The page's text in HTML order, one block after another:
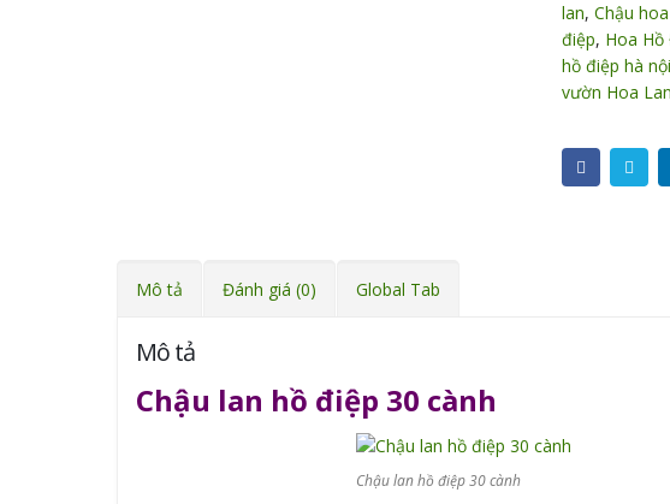
lan, Chậu
điệp, Hoa Hồ
hồ điệp hà nội
vườn Hoa
Mô tả Đánh giá (0) Global Tab
Mô tả
Chậu lan hồ điệp 30 cành
Chậu lan hồ điệp 30 cành